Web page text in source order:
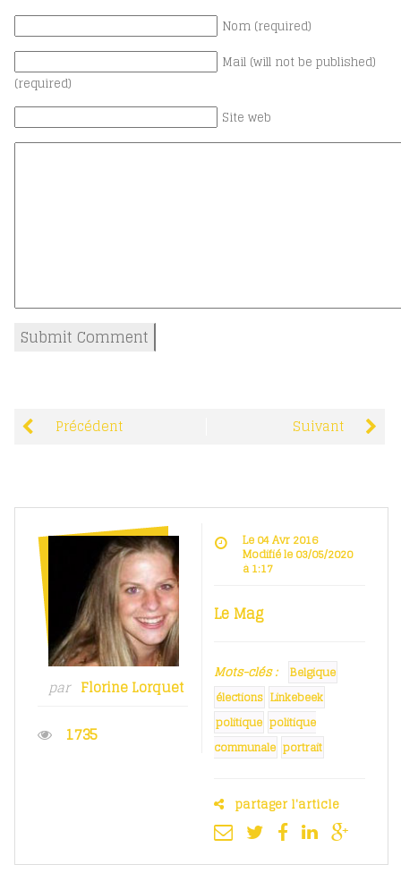
Nom (required)
Mail (will not be published)
(required)
Site web
Précédent Suivant
par Florine Lorquet
1735
Le 04 Avr 2016
Modifié le 03/05/2020
à 1:17
Le Mag
Mots-clés :
Belgique
élections Linkebeek
politique politique
communale portrait
partager l'article